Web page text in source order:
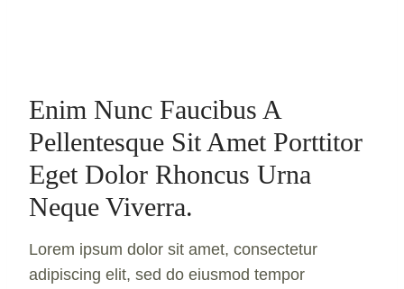
Enim Nunc Faucibus A
Pellentesque Sit Amet Porttitor
Eget Dolor Rhoncus Urna
Neque Viverra.
Lorem ipsum dolor sit amet, consectetur
adipiscing elit, sed do eiusmod tempor